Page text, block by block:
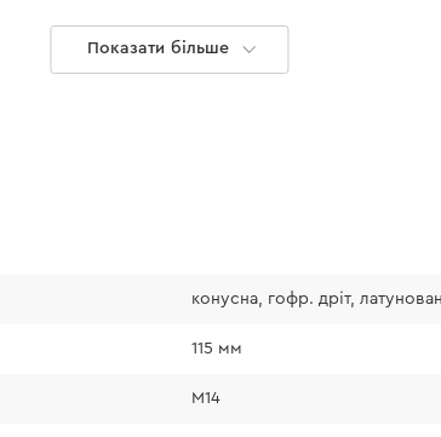
Показати більше
конусна, гофр. дріт,
115 мм
М14